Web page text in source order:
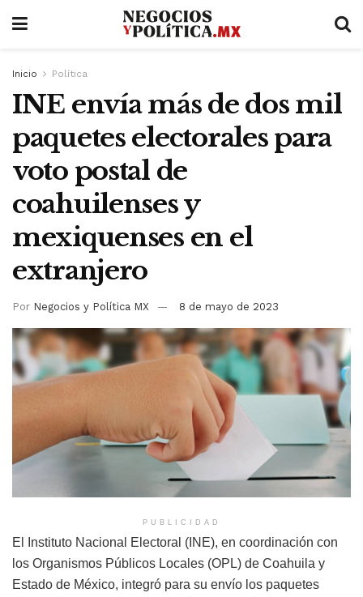
Inicio Política
INE envía más de dos mil
paquetes electorales para
voto postal de
coahuilenses y
mexiquenses en el
extranjero
Por Negocios y Política MX 8 de mayo de 2023
PUBLICIDAD
El Instituto Nacional Electoral (INE), en coordinación con
los Organismos Públicos Locales (OPL) de Coahuila y
Estado de México, integró para su envío los paquetes